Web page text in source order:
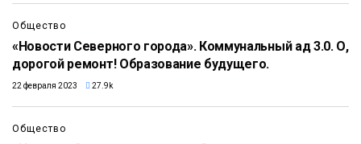
22:41
Общество
«Новости Северного города». Коммунальный ад 3.0. О,
дорогой ремонт! Образование будущего.
22 февраля 2023 27.9k
13:46
Общество